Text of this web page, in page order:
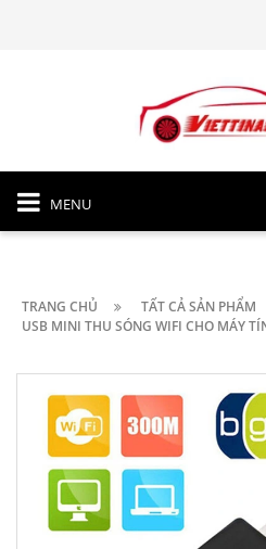
MENU
TRANG CHỦ
TẤT CẢ SẢN PHẨM
USB MINI THU SÓNG WIFI CHO MÁY